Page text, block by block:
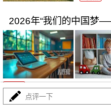
2026年“我们的中国梦
最热
点评一下